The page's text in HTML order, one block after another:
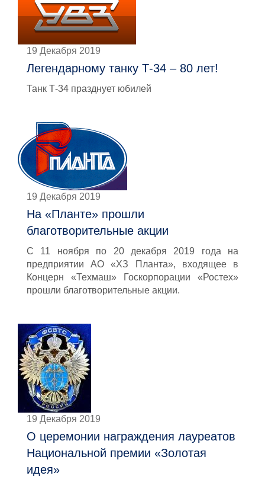
19 Декабря 2019
Легендарному танку Т-34 – 80 лет!
Танк Т-34 празднует юбилей
19 Декабря 2019
На «Планте» прошли
благотворительные акции
С 11 ноября по 20 декабря 2019 года на
предприятии АО «ХЗ Планта», входящее в
Концерн «Техмаш» Госкорпорации «Ростех»
прошли благотворительные акции.
19 Декабря 2019
О церемонии награждения лауреатов
Национальной премии «Золотая
идея»